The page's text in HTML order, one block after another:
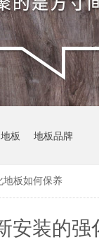
板 地板品牌
地板如何保养
安装的